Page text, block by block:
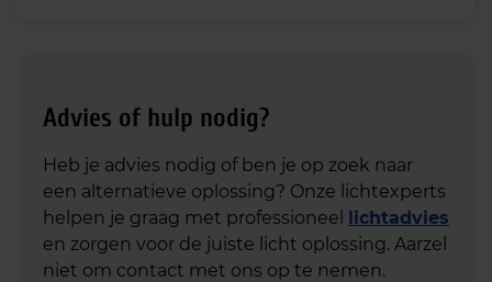
Advies of hulp nodig?
Heb je advies nodig of ben je op zoek naar
een alternatieve oplossing? Onze lichtexperts
helpen je graag met professioneel lichtadvies
en zorgen voor de juiste licht oplossing. Aarzel
niet om contact met ons op te nemen.